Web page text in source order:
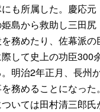
も所属した。慶応元
島から救助し三田
務めたり、佐幕派
して史上の功臣300
明治2年正月、長州
務めることになった
いては田村清三郎